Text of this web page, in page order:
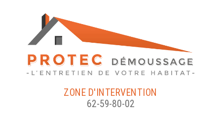
ZONE D'INTERVENTION
62-59-80-02